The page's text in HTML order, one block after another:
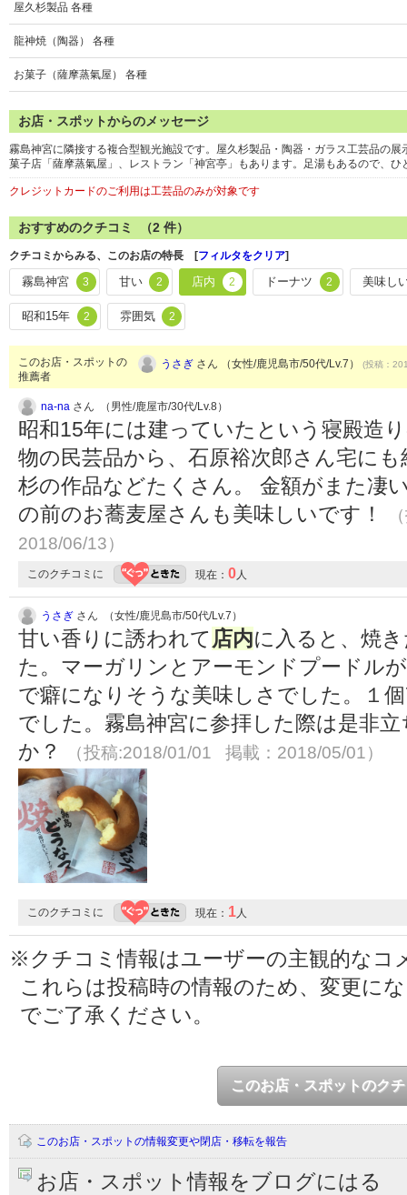
屋久杉製品 各種
龍神焼（陶器） 各種
お菓子（薩摩蒸氣屋） 各種
お店・スポットからのメッセージ
霧島神宮に隣接する複合型観光施設です。屋久杉製品・陶器・ガラス工芸品の
菓子店「薩摩蒸氣屋」、レストラン「神宮亭」もあります。足湯もあるので、ひ
クレジットカードのご利用は工芸品のみが対象です
おすすめのクチコミ （2 件）
クチコミからみる、このお店の特長 [フィルタをクリア]
霧島神宮 3 甘い 2 店内 2 ドーナツ 2 美味し
昭和15年 2 雰囲気 2
このお店・スポットの
推薦者
うさぎ さん （女性/鹿児島市/50代/Lv.7） (投稿：
na-na さん （男性/鹿屋市/30代/Lv.8）
昭和15年には建っていたという寝殿造
物の民芸品から、石原裕次郎さん宅に
杉の作品などたくさん。 金額がまた凄
の前のお蕎麦屋さんも美味しいです！
2018/06/13）
このクチコミに 現在： 0人
うさぎ さん （女性/鹿児島市/50代/Lv.7）
甘い香りに誘われて 店内に入ると、焼
た。マーガリンとアーモンドプードル
で癖になりそうな美味しさでした。１
でした。霧島神宮に参拝した際は是非
か？
（投稿:2018/01/01 掲載：2018/05/01）
このクチコミに 現在： 1人
※クチコミ情報はユーザーの主観的なコ
これらは投稿時の情報のため、変更に
でご了承ください。
このお店・スポットのク
このお店・スポットの情報変更や閉店・移転を報告
お店・スポット情報をブログにはる